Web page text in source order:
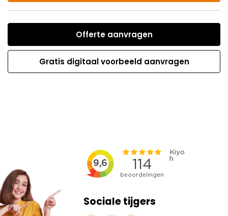
Offerte aanvragen
Gratis digitaal voorbeeld aanvragen
Sociale tijgers